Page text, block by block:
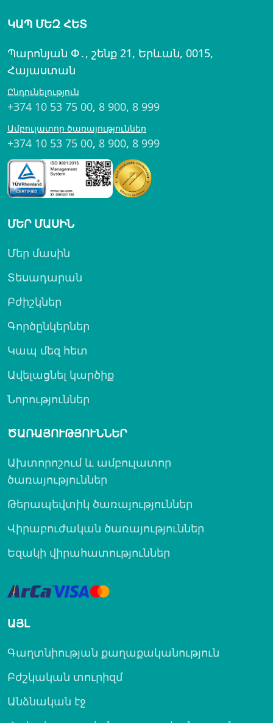
ԿԱՊ ՄԵԶ ՀԵՏ
Պարոնյան Փ․, շենք 21, Երևան, 0015,
Հայաստան
Ընդունելություն
+374 10 53 75 00, 8 900, 8 999
Ամբուլատոր ծառայություններ
+374 10 53 75 00, 8 900, 8 999
ՄԵՐ ՄԱՍԻՆ
Մեր մասին
Տեսադարան
Բժիշկներ
Գործընկերներ
Կապ մեզ հետ
Ավելացնել կարծիք
Նորություններ
ԾԱՌԱՅՈՒԹՅՈՒՆՆԵՐ
Ախտորոշում և ամբուլատոր
ծառայություններ
Թերապեվտիկ ծառայություններ
Վիրաբուժական ծառայություններ
Եզակի վիրահատություններ
ԱՅԼ
Գաղտնիության քաղաքականություն
Բժշկական տուրիզմ
Անձնական էջ